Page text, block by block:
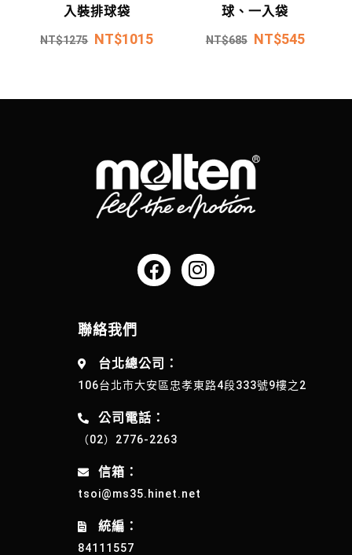
入裝排球袋
NT$1275 NT$1015
球、一入袋
NT$685 NT$545
聯絡我們
台北總公司：
106台北市大安區忠孝東路4段333號9樓之2
公司電話：
（02）2776-2263
信箱：
tsoi@ms35.hinet.net
統編：
84111557